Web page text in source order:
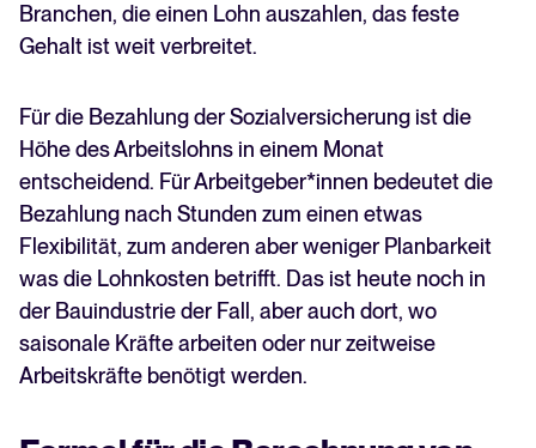
Branchen, die einen Lohn auszahlen, das feste
Gehalt ist weit verbreitet.
Für die Bezahlung der Sozialversicherung ist die
Höhe des Arbeitslohns in einem Monat
entscheidend. Für Arbeitgeber*innen bedeutet die
Bezahlung nach Stunden zum einen etwas
Flexibilität, zum anderen aber weniger Planbarkeit
was die Lohnkosten betrifft. Das ist heute noch in
der Bauindustrie der Fall, aber auch dort, wo
saisonale Kräfte arbeiten oder nur zeitweise
Arbeitskräfte benötigt werden.